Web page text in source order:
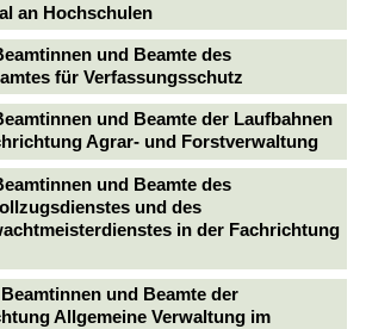
an Hochschulen
und Beamte des
für Verfassungsschutz
und Beamte der Laufbahnen
Agrar- und Forstverwaltung
und Beamte des
und des
in der Fachrichtung
und Beamte der
Allgemeine Verwaltung im